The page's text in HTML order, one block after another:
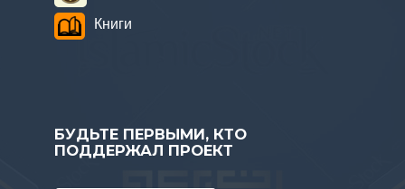
Книги
БУДЬТЕ ПЕРВЫМИ, КТО
ПОДДЕРЖАЛ ПРОЕКТ